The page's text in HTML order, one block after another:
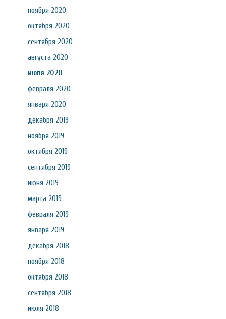
ноября 2020
октября 2020
сентября 2020
августа 2020
июля 2020
февраля 2020
января 2020
декабря 2019
ноября 2019
октября 2019
сентября 2019
июня 2019
марта 2019
февраля 2019
января 2019
декабря 2018
ноября 2018
октября 2018
сентября 2018
июля 2018